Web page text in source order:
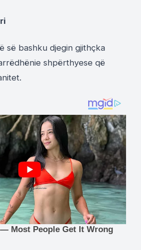
së bashku djegin gjithçka
shpërthyese që